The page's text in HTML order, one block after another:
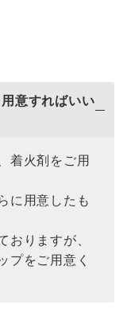
意すればいい
着火剤をご用
に用意したも
おりますが、
プをご用意く